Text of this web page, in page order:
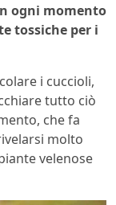
ogni momento
tossiche per i
i cuccioli,
tutto ciò
che fa
molto
velenose